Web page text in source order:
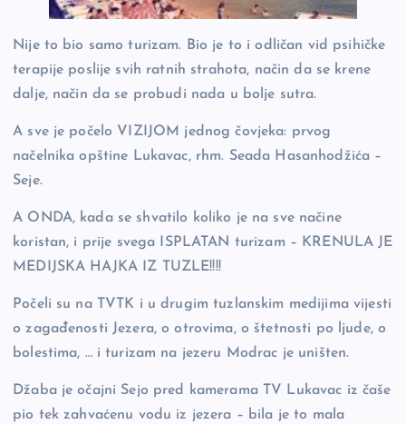
Nije to bio samo turizam. Bio je to i odličan vid psihičke
terapije poslije svih ratnih strahota, način da se krene
dalje, način da se probudi nada u bolje sutra.
A sve je počelo VIZIJOM jednog čovjeka: prvog
načelnika opštine Lukavac, rhm. Seada Hasanhodžića –
Seje.
A ONDA, kada se shvatilo koliko je na sve načine
koristan, i prije svega ISPLATAN turizam – KRENULA JE
MEDIJSKA HAJKA IZ TUZLE!!!!
Počeli su na TVTK i u drugim tuzlanskim medijima vijesti
o zagađenosti Jezera, o otrovima, o štetnosti po ljude, o
bolestima, … i turizam na jezeru Modrac je uništen.
Džaba je očajni Sejo pred kamerama TV Lukavac iz čaše
pio tek zahvaćenu vodu iz jezera – bila je to mala